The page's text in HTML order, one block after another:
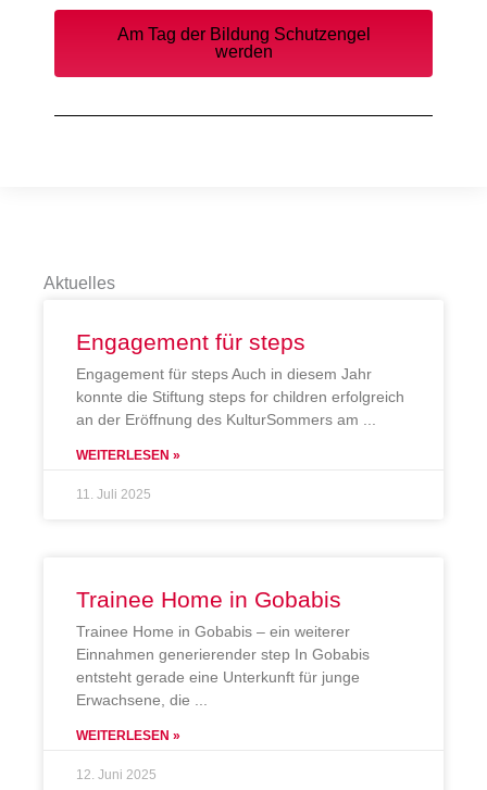
Am Tag der Bildung Schutzengel
werden
Aktuelles
Engagement für steps
Engagement für steps Auch in diesem Jahr
konnte die Stiftung steps for children erfolgreich
an der Eröffnung des KulturSommers am
WEITERLESEN »
11. Juli 2025
Trainee Home in Gobabis
Trainee Home in Gobabis – ein weiterer
Einnahmen generierender step In Gobabis
entsteht gerade eine Unterkunft für junge
Erwachsene, die
WEITERLESEN »
12. Juni 2025